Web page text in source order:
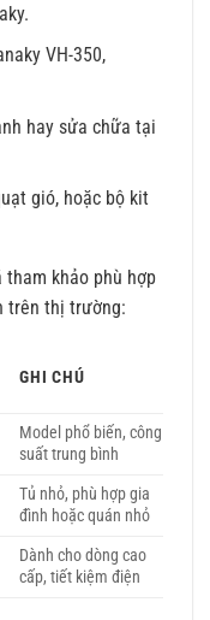
VH-350,
hay sửa chữa tại
gió, hoặc bộ kit
tham khảo phù hợp
trên thị trường:
GHI CHÚ
Model phổ biến, công
suất trung bình
Tủ nhỏ, phù hợp gia
đình hoặc quán nhỏ
Dành cho dòng cao
cấp, tiết kiệm điện